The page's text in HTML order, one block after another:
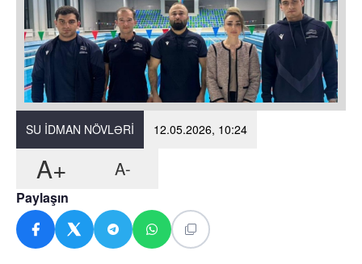
SU IDMAN NÖVLƏRI 12.05.2026, 10:24
A+ A-
Paylaşın